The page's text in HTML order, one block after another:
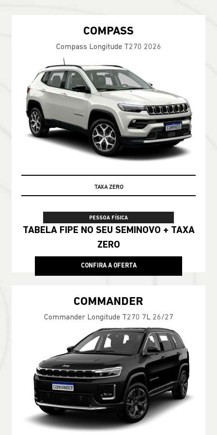
COMPASS
Compass Longitude T270 2026
100% DA TABELA FIPE NO SEU USADO
PESSOA FÍSICA
TABELA FIPE NO SEU SEMINOVO + TAXA
ZERO
CONFIRA A OFERTA
COMMANDER
Commander Longitude T270 7L 26/27